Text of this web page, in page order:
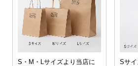
S・M・Lサイズより当店に
Sサ